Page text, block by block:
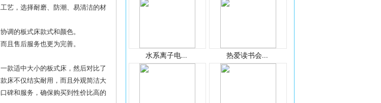
艺，选择耐磨、防潮、易清洁的材
调的板式床款式和颜色。
且售后服务也更为完善。
款适中大小的板式床，然后对比了
床不仅结实耐用，而且外观简洁大
碑和服务，确保购买到性价比高的
水系离子电... 热爱读书会...